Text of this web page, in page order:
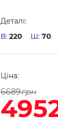
Деталі:
В: 220 Ш: 70
Ціна:
6689грн